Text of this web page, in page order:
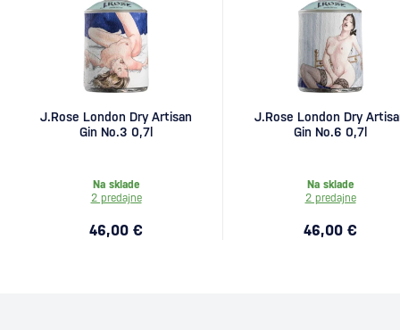
J.Rose London Dry Artisan
Gin No.3 0,7l
Na sklade
2 predajne
46,00 €
J.Rose London Dry
Gin No.6 0,7l
Na sklade
2 predajne
46,00 €